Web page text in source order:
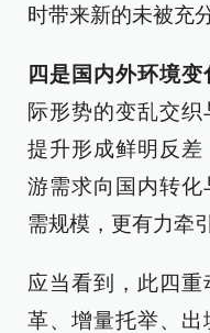
时带来新的未被充
四是国内外环境变
际形势的变乱交
提升形成鲜明反差
游需求向国内转化
需规模，更有力牵
应当看到，此四
革、增量托举、出